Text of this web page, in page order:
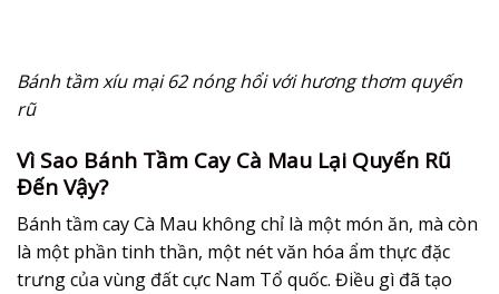
Bánh tầm xíu mại 62 nóng hổi với hương thơm quyến
rũ
Vì Sao Bánh Tầm Cay Cà Mau Lại Quyến Rũ
Đến Vậy?
Bánh tầm cay Cà Mau không chỉ là một món ăn, mà còn
là một phần tinh thần, một nét văn hóa ẩm thực đặc
trưng của vùng đất cực Nam Tổ quốc. Điều gì đã tạo